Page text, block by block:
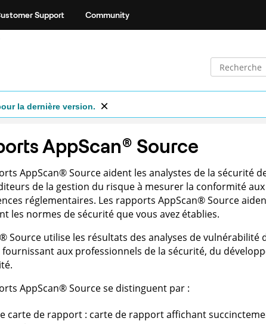
Support Community
la dernière version.
AppScan® Source
AppScan®Sourceaident les analystes de la sécurité
de la gestion du risque à mesurer la conformité
réglementaires. Les rapports AppScan®Source
les normes de sécurité que vous avez établies.
®Sourceutilise les résultats des analyses de
aux professionnels de la sécurité, du
AppScan®Sourcese distinguent par :
carte de rapport : carte de rapport affichant